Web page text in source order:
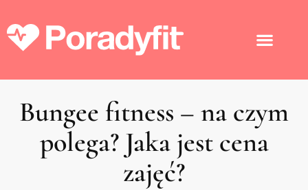
Bungee fitness – na czym
polega? Jaka jest cena
zajęć?